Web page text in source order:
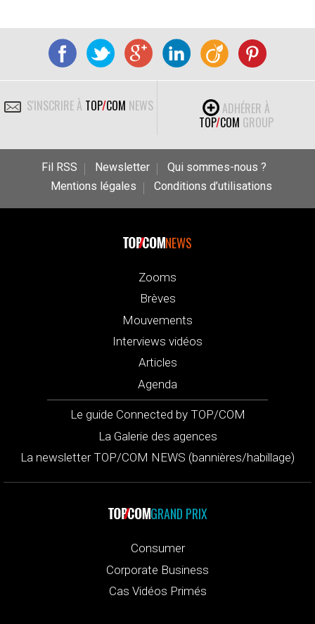
S'INSCRIRE À TOP/COM NEWS
ADHÉRER À
TOP/COM GROUP
Fil RSS Newsletter
Qui sommes-nous ?
Mentions légales
Conditions d’utilisations
NEWS
Zooms
Brèves
Mouvements
Interviews vidéos
Articles
Agenda
Le guide Connected by TOP/COM
La Galerie des agences
La newsletter TOP/COM NEWS (bannières/habillage)
GRAND PRIX
Consumer
Corporate Business
Cas Vidéos Primés